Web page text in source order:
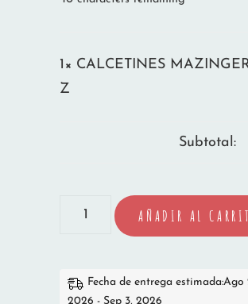
1× CALCETINES
Z
Subtotal:
CALCETINES
MAZINGER
cantidad
AÑADIR AL
Fecha de entrega estimada:Ago
2026 - Sep 3, 2026